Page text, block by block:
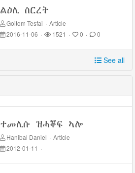
ልዕሊ ስርረት
Goitom Tesfai · Article
2016-11-06 · 1521 · 0 · 0
See all
ተመሊሱ ዝሓቖፍ ኣሎ
Hanibal Daniel · Article
2012-01-11 ·